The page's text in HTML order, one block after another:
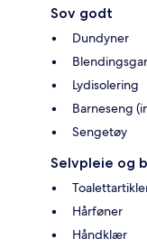
Sov godt
Dundyner
Lydisolering
Barneseng
Sengetøy
Selvpleie og
Hårføner
Håndklær